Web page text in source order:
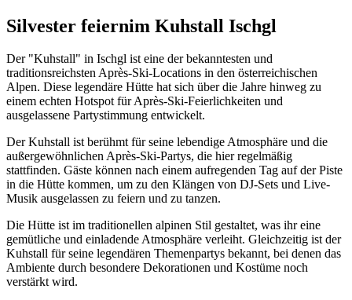
Silvester feiernim Kuhstall Ischgl
Der "Kuhstall" in Ischgl ist eine der bekanntesten und
traditionsreichsten Après-Ski-Locations in den österreichischen
Alpen. Diese legendäre Hütte hat sich über die Jahre hinweg zu
einem echten Hotspot für Après-Ski-Feierlichkeiten und
ausgelassene Partystimmung entwickelt.
Der Kuhstall ist berühmt für seine lebendige Atmosphäre und die
außergewöhnlichen Après-Ski-Partys, die hier regelmäßig
stattfinden. Gäste können nach einem aufregenden Tag auf der Piste
in die Hütte kommen, um zu den Klängen von DJ-Sets und Live-
Musik ausgelassen zu feiern und zu tanzen.
Die Hütte ist im traditionellen alpinen Stil gestaltet, was ihr eine
gemütliche und einladende Atmosphäre verleiht. Gleichzeitig ist der
Kuhstall für seine legendären Themenpartys bekannt, bei denen das
Ambiente durch besondere Dekorationen und Kostüme noch
verstärkt wird.